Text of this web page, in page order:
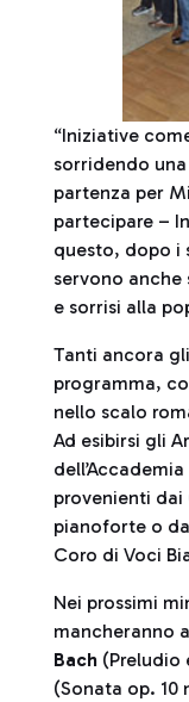
“Iniziative
sorridendo
partenza per
partecipare –
questo, dopo i
servono
e sorrisi alla
Tanti ancora
programma,
nello scalo
Ad esibirsi gli
provenienti
pianoforte o
Coro di Voci
Nei prossimi
mancheranno
Bach (Preludio
(Sonata op. 10